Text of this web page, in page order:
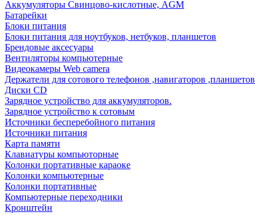
Аккумуляторы Свинцово-кислотные, AGM
Батарейки
Блоки питания
Блоки питания для ноутбуков, нетбуков, планшетов
Брендовые аксесуары
Вентиляторы компьютерные
Видеокамеры Web camera
Держатели для сотового телефонов ,навигаторов ,планшетов
Диски CD
Зарядное устройство для аккумуляторов.
Зарядное устройство к сотовым
Источники бесперебойного питания
Источники питания
Карта памяти
Клавиатуры компьюторные
Колонки портативные караоке
Колонки компьютерные
Колонки портативные
Компьютерные переходники
Кронштейн